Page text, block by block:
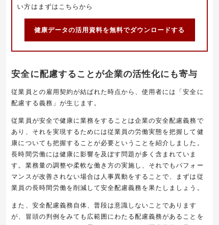
い方はまずはこちらから
健康データの活用資料を無料でダウンロードする
安全に配慮することが企業の活性化にも寄与
従業員との雇用契約が結ばれた時点から、使用者には「安全に
配慮する義務」が生じます。
従業員が安全で健康に業務をすることは企業の安全配慮義務で
あり、それを実現するためには従業員の労働実態を把握して健
康についても把握することが必要ということを紹介しました。
長時間労働には健康に影響を及ぼす問題が多く含まれていま
す。業務量の調整や柔軟な働き方の実施し、それでもパフォー
マンスが改善されない場合は人事異動をすることで、まずは従
業員の長時間労働を削減して安全配慮義務を果たしましょう。
また、安全配慮義務自体、普段は意識しないことであります
が、冒頭の判例をみても広範囲にわたる配慮義務があることを